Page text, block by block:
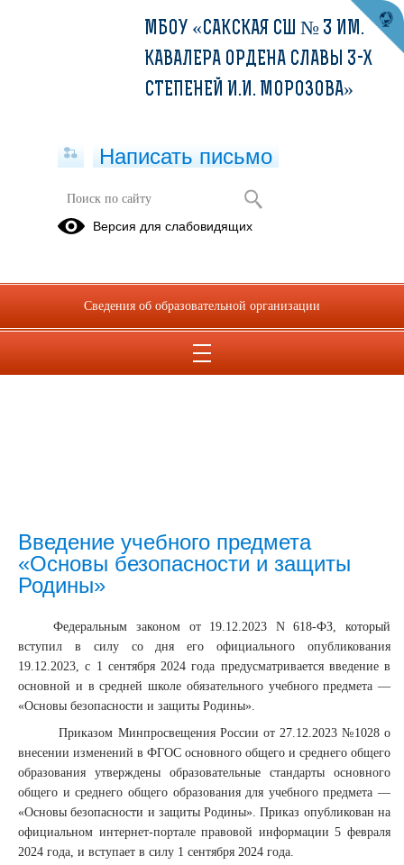
Введение учебного предмета
«Основы безопасности и защиты
Родины»
Федеральным законом от 19.12.2023 N 618-ФЗ, который
вступил в силу со дня его официального опубликования
19.12.2023, с 1 сентября 2024 года предусматривается введение в
основной и в средней школе обязательного учебного предмета —
«Основы безопасности и защиты Родины».
Приказом Минпросвещения России от 27.12.2023 №1028 о
внесении изменений в ФГОС основного общего и среднего общего
образования утверждены образовательные стандарты основного
общего и среднего общего образования для учебного предмета —
«Основы безопасности и защиты Родины». Приказ опубликован на
официальном интернет-портале правовой информации 5 февраля
2024 года, и вступает в силу 1 сентября 2024 года.
МБОУ «САКСКАЯ СШ № 3 ИМ.
КАВАЛЕРА ОРДЕНА СЛАВЫ 3-Х
СТЕПЕНЕЙ И.И. МОРОЗОВА»
Написать письмо
Версия для слабовидящих
Сведения об образовательной организации